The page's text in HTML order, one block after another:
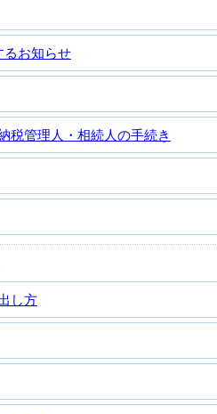
るお知らせ
税管理人・相続人の手続き
し方